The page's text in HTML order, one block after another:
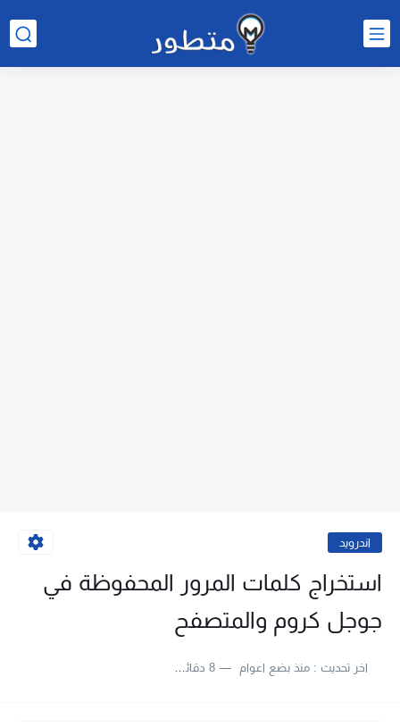
اندرويد
استخراج كلمات المرور المحفوظة في
جوجل كروم والمتصفح
اخر تحديث :منذ بضع اعوام 8 دقائق للقراءة